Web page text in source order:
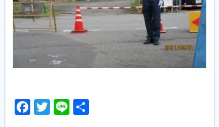
Facebook
Twitter
Line